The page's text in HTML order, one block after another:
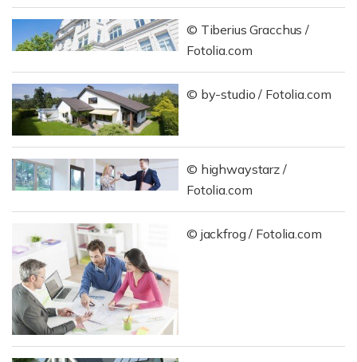
© Tiberius Gracchus /
Fotolia.com
© by-studio / Fotolia.com
© highwaystarz /
Fotolia.com
© jackfrog / Fotolia.com